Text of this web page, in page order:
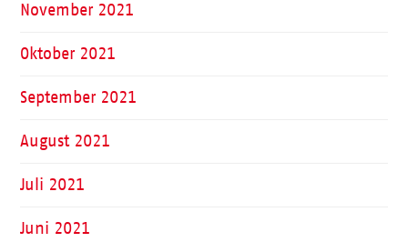
November 2021
Oktober 2021
September 2021
August 2021
Juli 2021
Juni 2021